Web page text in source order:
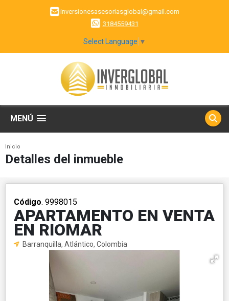
inversionesasesoriasglobal@gmail.com
3184559431
Select Language ▼
MENÚ
Inicio
Detalles del inmueble
Código. 9998015
APARTAMENTO EN VENTA
EN RIOMAR
Barranquilla, Atlántico, Colombia